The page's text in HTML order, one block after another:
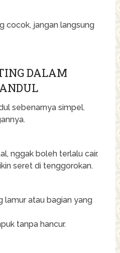
cocok, jangan langsung
DALAM
sebenarnya simpel.
nggak boleh terlalu cair.
seret di tenggorokan.
lamur atau bagian yang
tanpa hancur.